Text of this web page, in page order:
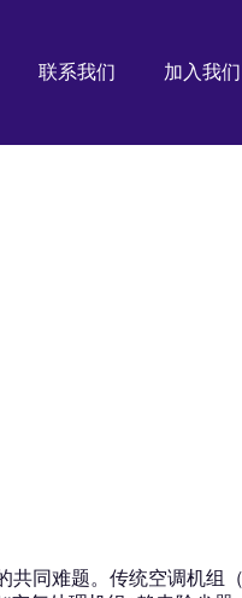
联系我们 加入我们
同难题。传统空调机组